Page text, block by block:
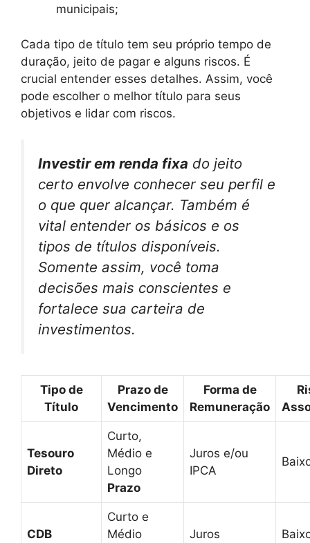
municipais;
Cada tipo de título tem seu próprio tempo de
duração, jeito de pagar e alguns riscos. É
crucial entender esses detalhes. Assim, você
pode escolher o melhor título para seus
objetivos e lidar com riscos.
Investir em renda fixa do jeito
certo envolve conhecer seu perfil e
o que quer alcançar. Também é
vital entender os básicos e os
tipos de títulos disponíveis.
Somente assim, você toma
decisões mais conscientes e
fortalece sua carteira de
investimentos.
Tipo de
Título
Prazo de
Vencimento
Forma de
Remuneração
Tesouro
Direto
Curto,
Médio e
Longo
Prazo
Juros e/ou
IPCA
CDB
Curto e
Médio
Juros